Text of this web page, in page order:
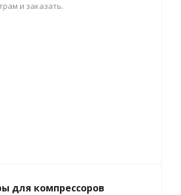
и заказать.
для компрессоров